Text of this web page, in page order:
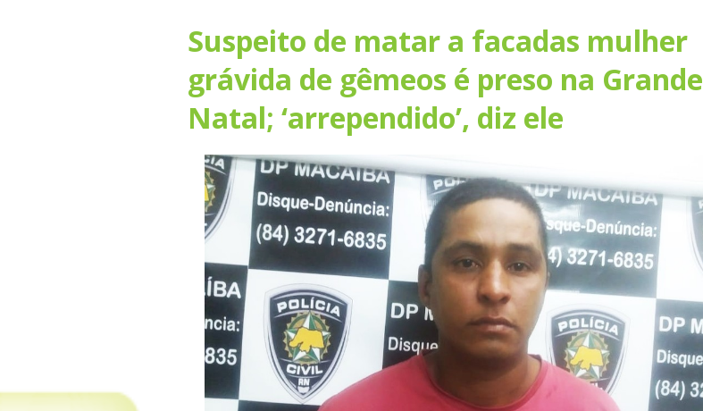
Suspeito de matar a facadas mulher
grávida de gêmeos é preso na Grande
Natal; ‘arrependido’, diz ele